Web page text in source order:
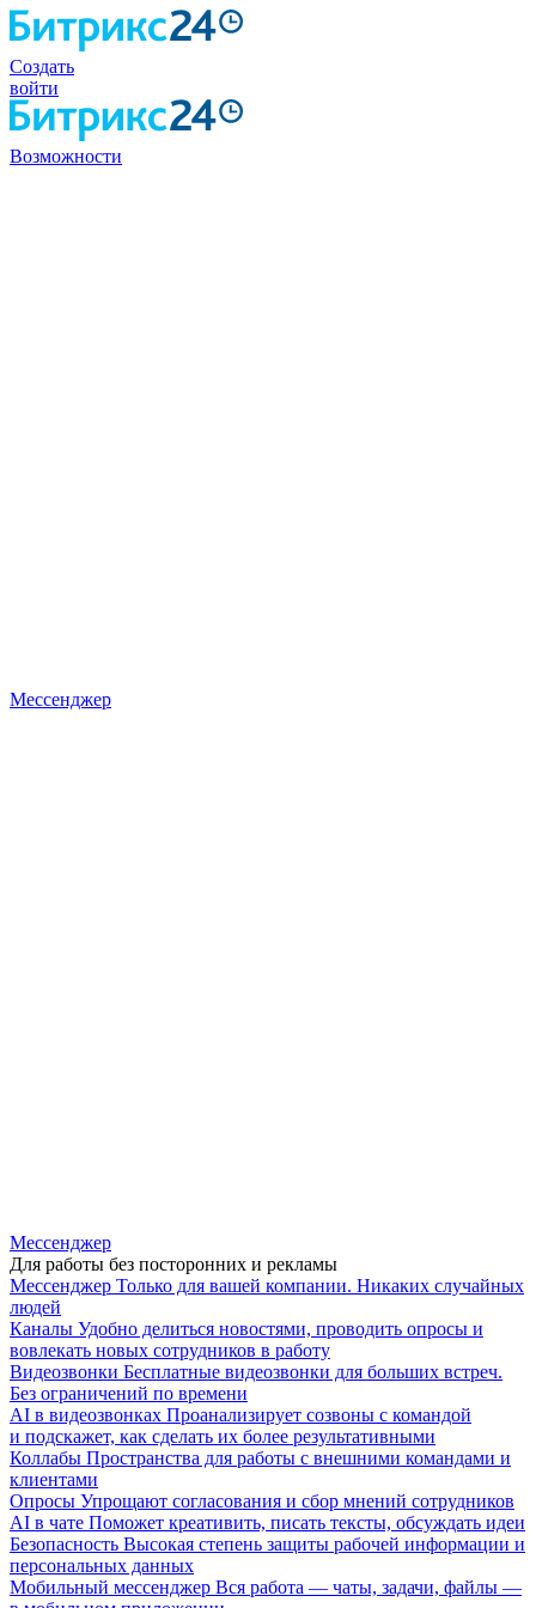
Создать
войти
Возможности
Мессенджер
Мессенджер
Для работы без посторонних и рекламы
Мессенджер Только для вашей компании. Никаких случайных
людей
Каналы Удобно делиться новостями, проводить опросы и
вовлекать новых сотрудников в работу
Видеозвонки Бесплатные видеозвонки для больших встреч.
Без ограничений по времени
AI в видеозвонках Проанализирует созвоны с командой
и подскажет, как сделать их более результативными
Коллабы Пространства для работы с внешними командами и
клиентами
Опросы Упрощают согласования и сбор мнений сотрудников
AI в чате Поможет креативить, писать тексты, обсуждать идеи
Безопасность Высокая степень защиты рабочей информации и
персональных данных
Мобильный мессенджер Вся работа — чаты, задачи, файлы —